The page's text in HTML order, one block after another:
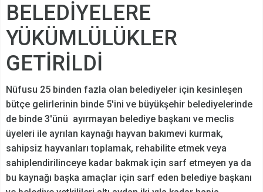
BELEDİYELERE
YÜKÜMLÜLÜKLER
GETİRİLDİ
Nüfusu 25 binden fazla olan belediyeler için kesinleşen
bütçe gelirlerinin binde 5'ini ve büyükşehir belediyelerinde
de binde 3'ünü ayırmayan belediye başkanı ve meclis
üyeleri ile ayrılan kaynağı hayvan bakımevi kurmak,
sahipsiz hayvanları toplamak, rehabilite etmek veya
sahiplendirilinceye kadar bakmak için sarf etmeyen ya da
bu kaynağı başka amaçlar için sarf eden belediye başkanı